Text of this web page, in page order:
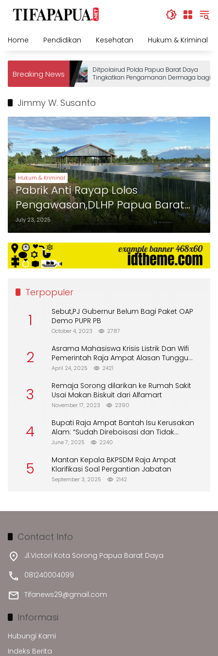
Home
Pendidikan Kesehatan Hukum & Kriminal
Breaking News
Ditpolairud Polda Papua Barat Daya
Tingkatkan Pengamanan Dermaga bagi
Jimmy W. Susanto
Hukum & Kriminal
Pabrik Anti Rayap Lolos
Pengawasan,DLHP Papua Barat
Siap Turun Tangan
July 23, 2025
Terpopuler
1
Sebut,PJ Gubernur Belum Bagi Paket OAP
Demo PUPR PB
October 4, 2023 2787
2
Asrama Mahasiswa Krisis Listrik Dan Wifi
Pemerintah Raja Ampat Alasan Tunggu
DPA
April 24, 2025 2421
3
Remaja Sorong dilarikan ke Rumah Sakit
Usai Makan Biskuit dari Alfamart
November 17, 2023 2390
4
Bupati Raja Ampat Bantah Isu Kerusakan
Alam: “Sudah Direboisasi dan Tidak
Merusak Lingkungan”
June 7, 2025 2240
5
Mantan Kepala BKPSDM Raja Ampat
Klarifikasi Soal Pergantian Jabatan
September 3, 2025 2142
Contact Info
Jl.Victori Kota Sorong Papua Barat Daya
081240004099
Tifanews29@gmail.com
Informasi
Hubungi Kami
Indeks Berita